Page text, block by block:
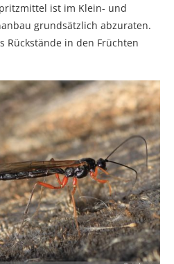
ist im Klein- und
grundsätzlich abzuraten.
Rückstände in den Früchten